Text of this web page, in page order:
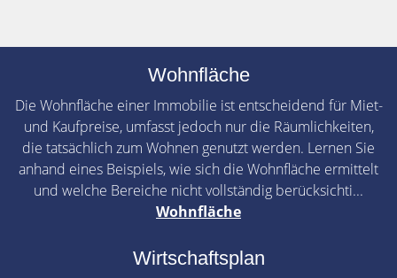
Wohnfläche
Die Wohnfläche einer Immobilie ist entscheidend für Miet-
und Kaufpreise, umfasst jedoch nur die Räumlichkeiten,
die tatsächlich zum Wohnen genutzt werden. Lernen Sie
anhand eines Beispiels, wie sich die Wohnfläche ermittelt
und welche Bereiche nicht vollständig berücksichti...
Wohnfläche
Wirtschaftsplan